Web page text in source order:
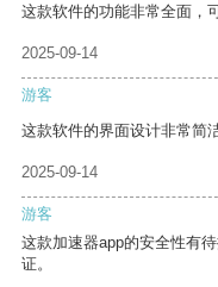
这款软件的功能非常全面，
2025-09-14
游客
这款软件的界面设计非常简
2025-09-14
游客
这款加速器app的安全性有
证。